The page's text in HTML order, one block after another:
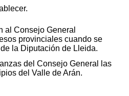
al Consejo General
provinciales cuando se
la Diputación de Lleida.
del Consejo General las
del Valle de Arán.